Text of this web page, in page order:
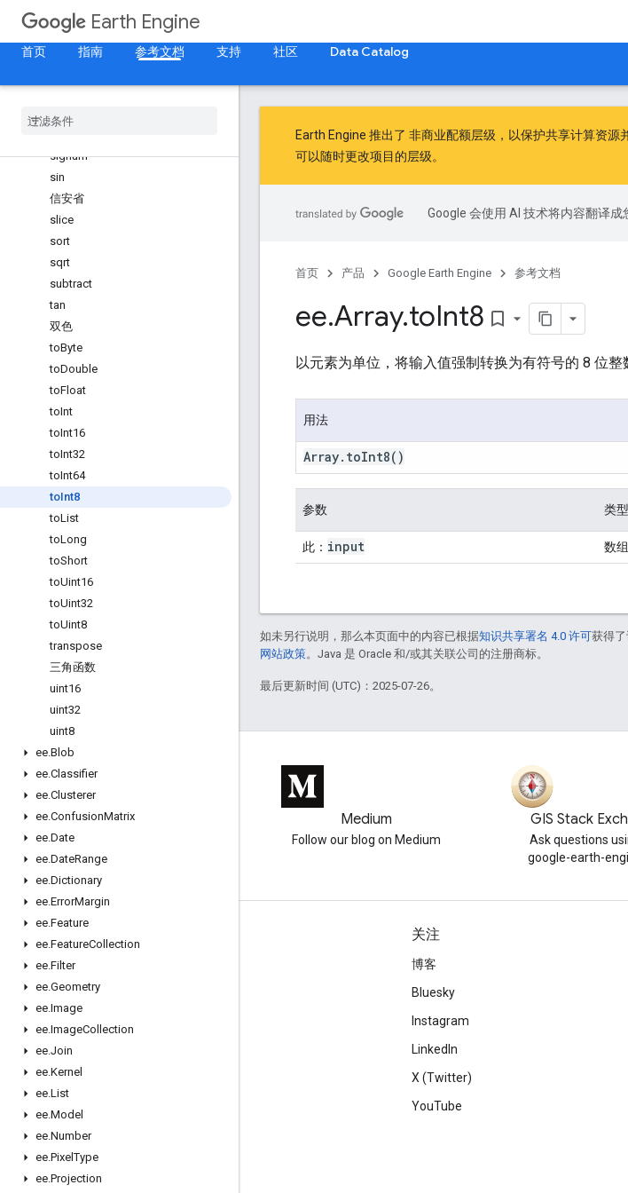
Earth Engine
首页
指南 参考文档 支持 社区 Data Catalog
reduce
轮数
signum
sin
信安省
slice
sort
sqrt
subtract
tan
双色
toByte
toDouble
toFloat
toInt
toInt16
toInt32
toInt64
toInt8
toList
toLong
toShort
toUint16
toUint32
toUint8
transpose
三角函数
uint16
uint32
uint8
ee.Blob
ee.Classifier
ee.Clusterer
ee.ConfusionMatrix
ee.Date
ee.DateRange
ee.Dictionary
ee.ErrorMargin
ee.Feature
ee.FeatureCollection
ee.Filter
ee.Geometry
ee.Image
ee.ImageCollection
ee.Join
ee.Kernel
ee.List
ee.Model
ee.Number
ee.PixelType
ee.Projection
Earth Engine 推出了 非商业配额层级 ，以保护共享计算资
可以随时更改项目的层级。
Google 会使用 AI 技术将内容翻译成
首页 产品 Google Earth Engine 参考文档
ee.Array.toInt8 bookmark_border
以元素为单位，将输入值强制转换为有符号的 8 位整
用法
Array. toInt8()
参数 类型
此： input 数组
如未另行说明，那么本页面中的内容已根据知识共享署名 4.0 许可获得
网站政策。Java 是 Oracle 和/或其关联公司的注册商标。
最后更新时间 (UTC)：2025-07-26。
GitHub
Earth Engine on GitHub
Medium
Follow our blog on Medium
GIS Stack
Ask questions
google-earth-
Google Developer Program
Google Developer Groups
Accelerators
Google Cloud & NVIDIA
关注
博客
Bluesky
Instagram
LinkedIn
X (Twitter)
YouTube